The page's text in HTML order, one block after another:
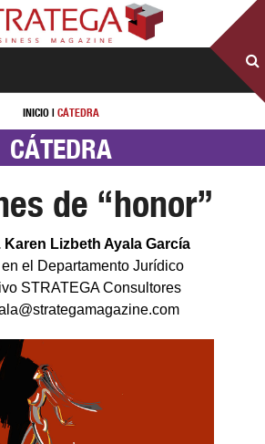
INICIO | CÁTEDRA
CÁTEDRA
de “honor”
Karen Lizbeth Ayala García
el Departamento Jurídico
STRATEGA Consultores